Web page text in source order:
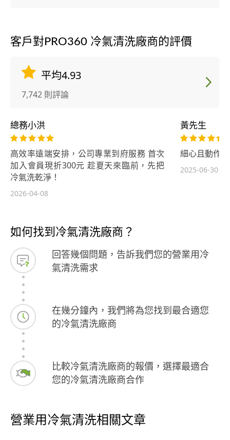
客戶對PRO360 冷氣清洗廠商的評價
平均4.93
7,742 則評論
總務小洪
高效率遠端安排，公司專業到府服務 首次
加入會員現折300元 趁夏天來臨前，先把
冷氣洗乾淨！
2026-04-08
黃先生
細心且動作
2025-06-30
如何找到冷氣清洗廠商？
回答幾個問題，告訴我們您的營業用冷
氣清洗需求
在幾分鐘內，我們將為您找到最合適您
的冷氣清洗廠商
比較冷氣清洗廠商的報價，選擇最適合
您的冷氣清洗廠商合作
營業用冷氣清洗相關文章